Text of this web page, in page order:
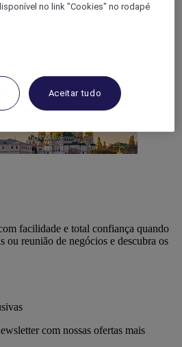
facilidade e total confiança quando
ou reunião de negócios e descubra os
com nossas ofertas mais
no link "Cookies" no rodapé
Aceitar tudo